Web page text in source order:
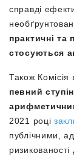
справді
практичні та
стосуються
Також Комісія
певний
2021 році
публічними,
ризикованості